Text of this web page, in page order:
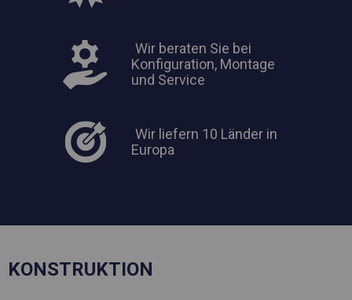
Wir beraten Sie bei
Konfiguration, Montage
und Service
Wir liefern 10 Länder in
Europa
KONSTRUKTION